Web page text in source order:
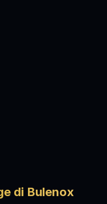
di Bulenox